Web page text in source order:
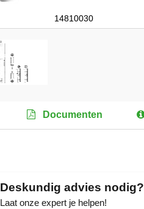
14810030
Documenten
Deskundig advies nodig?
Laat onze expert je helpen!